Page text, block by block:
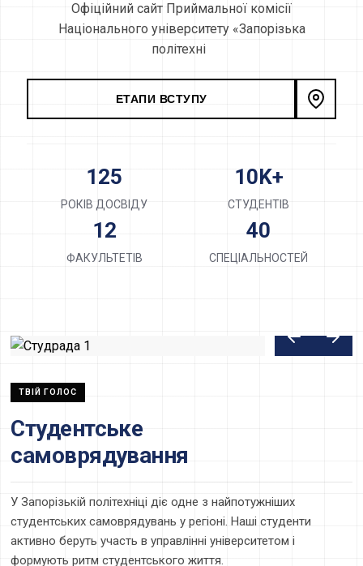
Офіційний сайт Приймальної комісії
Національного університету «Запорізька
олітехніка
ЕТАПИ ВСТУПУ
125
РОКІВ ДОСВІДУ
10K+
СТУДЕНТІВ
12
ФАКУЛЬТЕТІВ
40
СПЕЦІАЛЬНОСТЕЙ
ТВІЙ ГОЛОС
Студентське
самоврядування
У Запорізькій політехніці діє одне з найпотужніших
студентських самоврядувань у регіоні. Наші студенти
активно беруть участь в управлінні університетом і
формують ритм студентського життя.